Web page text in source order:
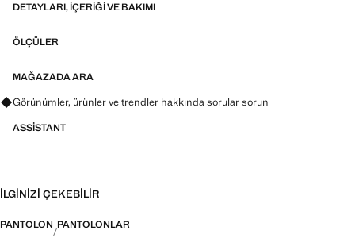
DETAYLARI, IÇERIĞI VE BAKIMI
ÖLÇÜLER
MAĞAZADA ARA
Görünümler, ürünler ve trendler hakkında sorular sorun
ASSISTANT
İLGINIZI ÇEKEBILIR
PANTOLON PANTOLONLAR